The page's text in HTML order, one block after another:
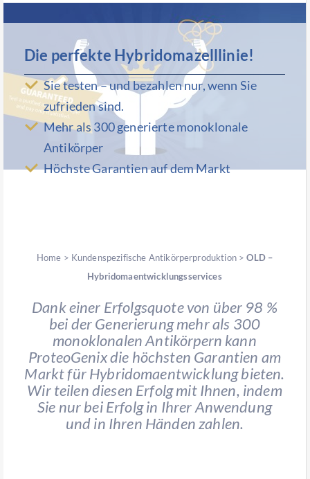
Die perfekte Hybridomazelllinie!
Sie testen – und bezahlen nur, wenn Sie
zufrieden sind.
Mehr als 300 generierte monoklonale
Antikörper
Höchste Garantien auf dem Markt
Home > Kundenspezifische Antikörperproduktion>OLD –
Hybridomaentwicklungsservices
Dank einer Erfolgsquote von über 98 %
bei der Generierung mehr als 300
monoklonalen Antikörpern kann
ProteoGenix die höchsten Garantien am
Markt für Hybridomaentwicklung bieten.
Wir teilen diesen Erfolg mit Ihnen, indem
Sie nur bei Erfolg in Ihrer Anwendung
und in Ihren Händen zahlen.